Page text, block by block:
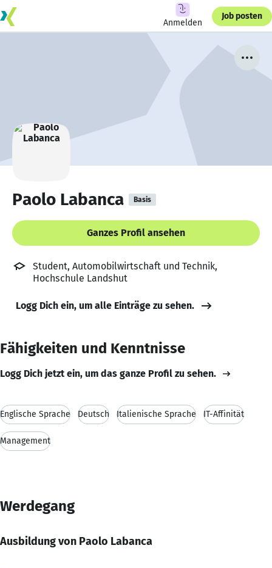
Anmelden
Job posten
Paolo Labanca Basis
Ganzes Profil ansehen
Student, Automobilwirtschaft und Technik,
Hochschule Landshut
Logg Dich ein, um alle Einträge zu sehen.
Fähigkeiten und Kenntnisse
Logg Dich jetzt ein, um das ganze Profil zu sehen.
Englische Sprache Deutsch Italienische Sprache IT-Affinität
Management
Werdegang
Ausbildung von Paolo Labanca